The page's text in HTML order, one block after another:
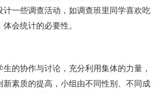
一些调查活动，如调查班里同学喜欢吃
会统计的必要性。
的协作与讨论，充分利用集体的力量，
素质的提高，小组由不同性别、不同成